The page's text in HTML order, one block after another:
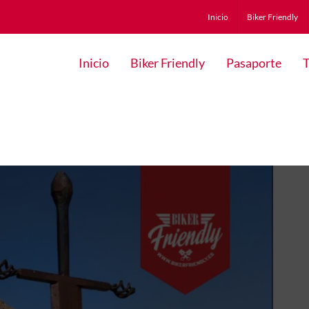
Inicio Biker Friendly
Inicio Biker Friendly Pasaporte